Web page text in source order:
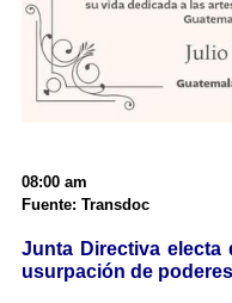
08:00 am
Fuente: Transdoc
Junta Directiva electa
usurpación de